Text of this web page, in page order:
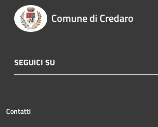
Comune di Credaro
SEGUICI SU
Contatti